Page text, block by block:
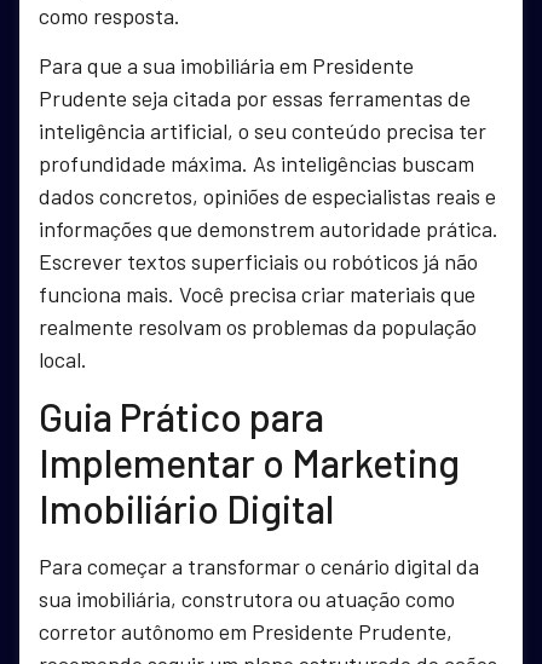
como resposta.
Para que a sua imobiliária em Presidente
Prudente seja citada por essas ferramentas de
inteligência artificial, o seu conteúdo precisa ter
profundidade máxima. As inteligências buscam
dados concretos, opiniões de especialistas reais e
informações que demonstrem autoridade prática.
Escrever textos superficiais ou robóticos já não
funciona mais. Você precisa criar materiais que
realmente resolvam os problemas da população
local.
Guia Prático para
Implementar o Marketing
Imobiliário Digital
Para começar a transformar o cenário digital da
sua imobiliária, construtora ou atuação como
corretor autônomo em Presidente Prudente,